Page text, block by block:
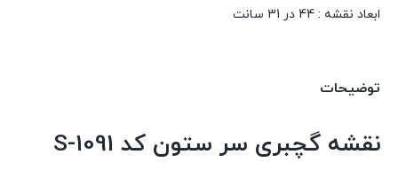
ابعاد نقشه : 44 در 31 سانت
توضیحات
نقشه گچبری سر ستون کد S-1091